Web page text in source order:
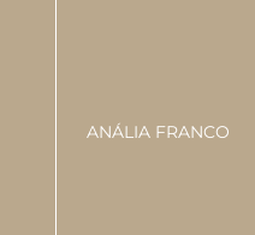
ANÁLIA FRANCO